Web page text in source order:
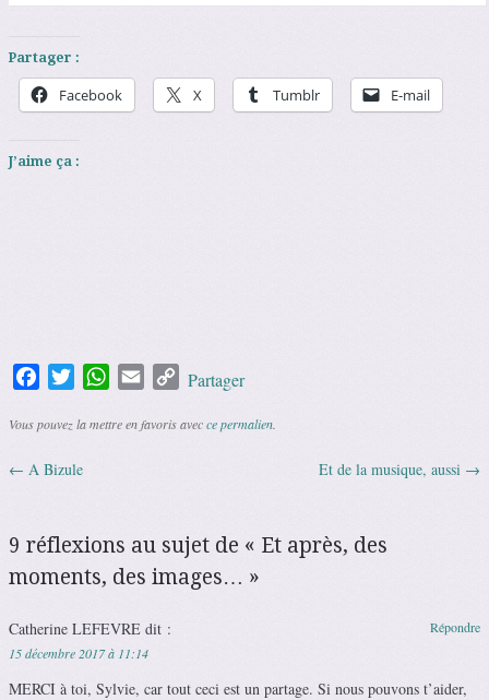
Partager :
Facebook X Tumblr E-mail
J’aime ça :
FacebookTwitterWhatsApp
Email Copy
Partager
Vous pouvez la mettre en favoris avecce permalien
Navigation des articles
← A Bizule Et de la musique, aussi →
9 réflexions au sujet de « Et après, des
moments, des images… »
Catherine LEFEVRE dit :
15 décembre 2017 à 11:14
MERCI à toi, Sylvie, car tout ceci est un partage. Si nous pouvons t’aider,
Répondre